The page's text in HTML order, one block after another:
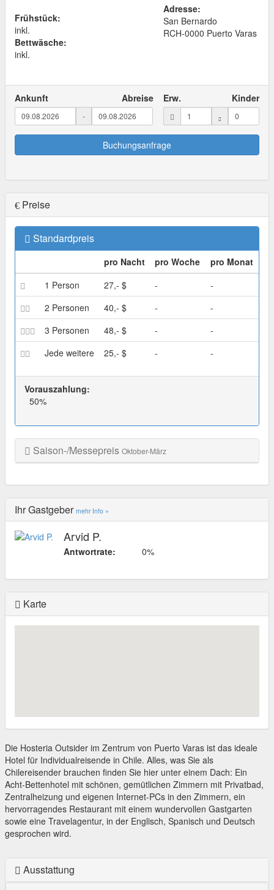
Frühstück:
inkl.
Bettwäsche:
inkl.
Adresse:
San Bernardo
RCH-0000 Puerto Varas
Ankunft Abreise
-
Erw. Kinder
Buchungsanfrage
Preise
Standardpreis
pro Nacht pro Woche
pro Monat
1 Person
27,- $ -
-
2 Personen
40,- $ -
-
3 Personen
48,- $ -
-
Jede weitere
25,- $ - -
Vorauszahlung:
50%
Saison-/Messepreis Oktober-März
Ihr Gastgeber mehr Info »
Arvid P.
Antwortrate: 0%
Karte
Die Hosteria Outsider im Zentrum von Puerto Varas ist das ideale
Hotel für Individualreisende in Chile. Alles, was Sie als
Chilereisender brauchen finden Sie hier unter einem Dach: Ein
Acht-Bettenhotel mit schönen, gemütlichen Zimmern mit Privatbad,
Zentralheizung und eigenen Internet-PCs in den Zimmern, ein
hervorragendes Restaurant mit einem wundervollen Gastgarten
sowie eine Travelagentur, in der Englisch, Spanisch und Deutsch
gesprochen wird.
Ausstattung